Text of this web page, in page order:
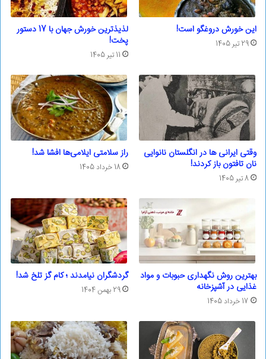
این خورش دروغگو است!
29 تیر 1405
لذیذترین خورش جهان با 17 دستور
پخت!
11 تیر 1405
وقتی ایرانی ها در انگلستان نانوایی
نان تافتون باز کردند!
8 تیر 1405
راز سلامتی ایلامی‌ها افشا شد!
18 خرداد 1405
بهترین روش نگهداری حبوبات و مواد
غذایی در آشپزخانه
17 خرداد 1405
گردشگران نیامدند ؛ کام گز تلخ شد!
29 بهمن 1404